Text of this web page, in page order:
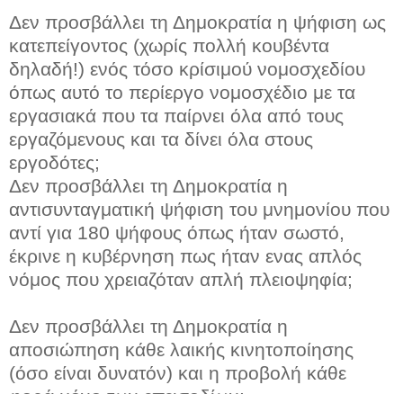
Δεν προσβάλλει τη Δημοκρατία η ψήφιση ως
κατεπείγοντος (χωρίς πολλή κουβέντα
δηλαδή!) ενός τόσο κρίσιμού νομοσχεδίου
όπως αυτό το περίεργο νομοσχέδιο με τα
εργασιακά που τα παίρνει όλα από τους
εργαζόμενους και τα δίνει όλα στους
εργοδότες;
Δεν προσβάλλει τη Δημοκρατία η
αντισυνταγματική ψήφιση του μνημονίου που
αντί για 180 ψήφους όπως ήταν σωστό,
έκρινε η κυβέρνηση πως ήταν ενας απλός
νόμος που χρειαζόταν απλή πλειοψηφία;
Δεν προσβάλλει τη Δημοκρατία η
αποσιώπηση κάθε λαικής κινητοποίησης
(όσο είναι δυνατόν) και η προβολή κάθε